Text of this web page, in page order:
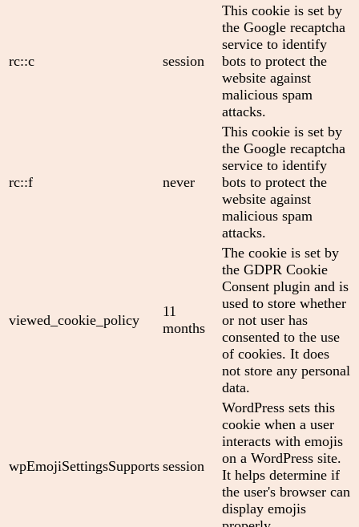
rc::c session
This cookie is set by
the Google recaptcha
service to identify
bots to protect the
website against
malicious spam
attacks.
rc::f never
This cookie is set by
the Google recaptcha
service to identify
bots to protect the
website against
malicious spam
attacks.
viewed_cookie_policy
11
months
The cookie is set by
the GDPR Cookie
Consent plugin and is
used to store whether
or not user has
consented to the use
of cookies. It does
not store any personal
data.
wpEmojiSettingsSupports session
WordPress sets this
cookie when a user
interacts with emojis
on a WordPress site.
It helps determine if
the user's browser can
display emojis